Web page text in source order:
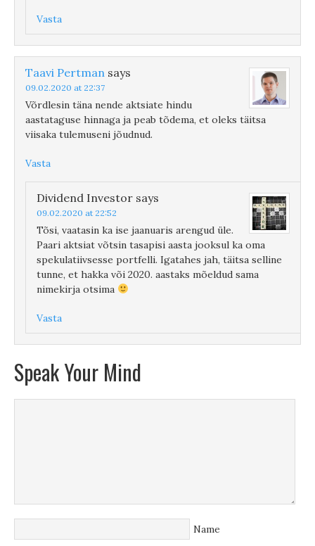
Vasta
Taavi Pertman says
09.02.2020 at 22:37
Võrdlesin täna nende aktsiate hindu
aastataguse hinnaga ja peab tõdema, et oleks täitsa
viisaka tulemuseni jõudnud.
Vasta
Dividend Investor says
09.02.2020 at 22:52
Tõsi, vaatasin ka ise jaanuaris arengud üle.
Paari aktsiat võtsin tasapisi aasta jooksul ka oma
spekulatiivsesse portfelli. Igatahes jah, täitsa selline
tunne, et hakka või 2020. aastaks mõeldud sama
nimekirja otsima
Vasta
Speak Your Mind
Name